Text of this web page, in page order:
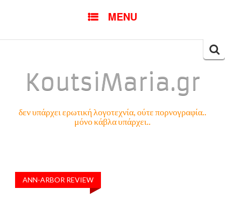
MENU
KoutsiMaria.gr
δεν υπάρχει ερωτική λογοτεχνία, ούτε πορνογραφία..
μόνο κάβλα υπάρχει..
ANN-ARBOR REVIEW